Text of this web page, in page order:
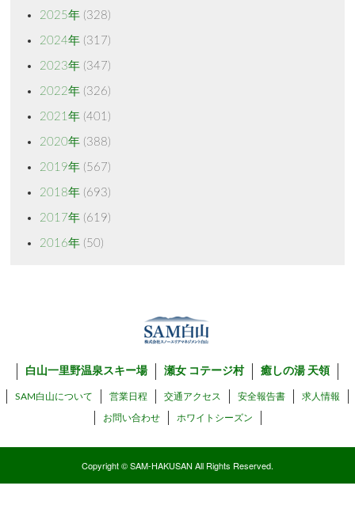
2025年(328)
2024年(317)
2023年(347)
2022年(326)
2021年(401)
2020年(388)
2019年(567)
2018年(693)
2017年(619)
2016年(50)
白山一里野温泉スキー場 瀬女 コテージ村 癒しの湯 天領
SAM白山について 営業日程 交通アクセス 安全報告書 求人情報
お問い合わせ ホワイトシーズン
Copyright © SAM-HAKUSAN All Rights Reserved.